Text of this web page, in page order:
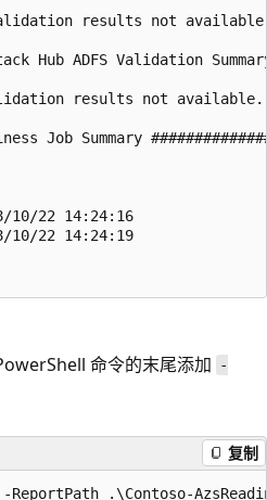
results not
Hub ADFS Validation
results not available.
Job Summary
22 14:24:16
22 14:24:19
命令的末尾添加
-
复制